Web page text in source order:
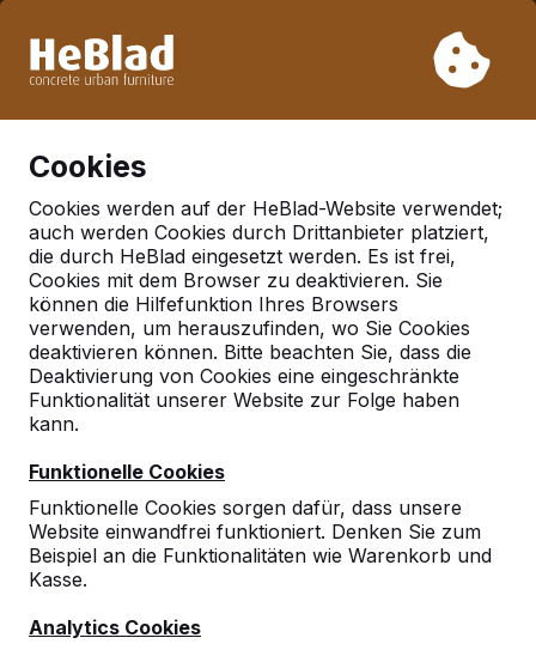
Woche 33 nicht. Bitte berücksichtigen Sie daher längere
Cookies
Cookies werden auf der HeBlad-Website verwendet;
auch werden Cookies durch Drittanbieter platziert,
die durch HeBlad eingesetzt werden. Es ist frei,
Cookies mit dem Browser zu deaktivieren. Sie
können die Hilfefunktion Ihres Browsers
verwenden, um herauszufinden, wo Sie Cookies
deaktivieren können. Bitte beachten Sie, dass die
Deaktivierung von Cookies eine eingeschränkte
Funktionalität unserer Website zur Folge haben
kann.
Funktionelle Cookies
Funktionelle Cookies sorgen dafür, dass unsere
Website einwandfrei funktioniert. Denken Sie zum
Beispiel an die Funktionalitäten wie Warenkorb und
Kasse.
Analytics Cookies
Kategorien
Tischkicker